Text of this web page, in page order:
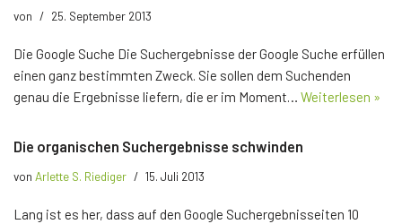
von 25. September 2013
Die Google Suche Die Suchergebnisse der Google Suche erfüllen
einen ganz bestimmten Zweck. Sie sollen dem Suchenden
genau die Ergebnisse liefern, die er im Moment… Weiterlesen »
Die organischen Suchergebnisse schwinden
von Arlette S. Riediger 15. Juli 2013
Lang ist es her, dass auf den Google Suchergebnisseiten 10